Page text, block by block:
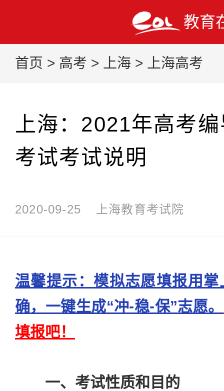
教育
首页 > 高考 > 上海 > 上海高考
上海：2021年高考
考试考试说明
2020-09-25 上海教育考试院
温馨提示：模拟志愿填报用
确，一键生成“冲-稳-保”志愿。
填报吧！
一、考试性质和目的